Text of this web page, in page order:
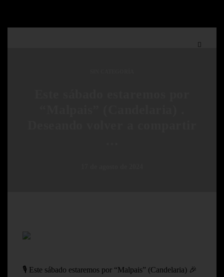
🎙️ Este sábado estaremos por “Malpais” (Candelaria) 🎉